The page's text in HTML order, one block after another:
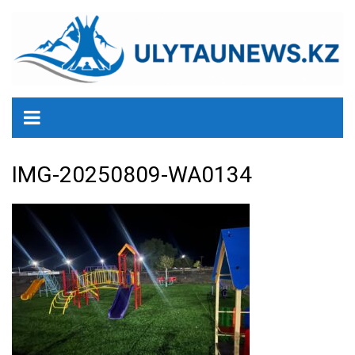
содержанию
IMG-20250809-WA0134